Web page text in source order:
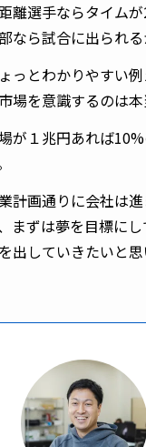
離選手ならタイム
なら試合に出られる
っとわかりやすい
場を意識するのは本
が１兆円あれば
計画通りに会社は
まずは夢を目標に
出していきたいと思